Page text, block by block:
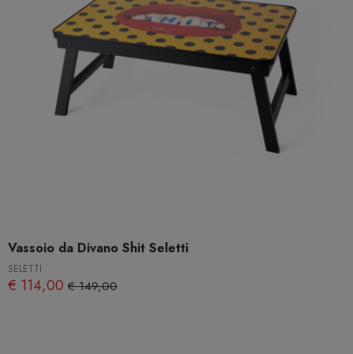
Vassoio da Divano Shit Seletti
SELETTI
€ 114,00 € 149,00